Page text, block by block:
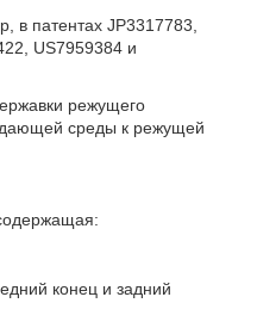
в патентах JP3317783,
US7959384 и
режущего
среды к режущей
конец и задний